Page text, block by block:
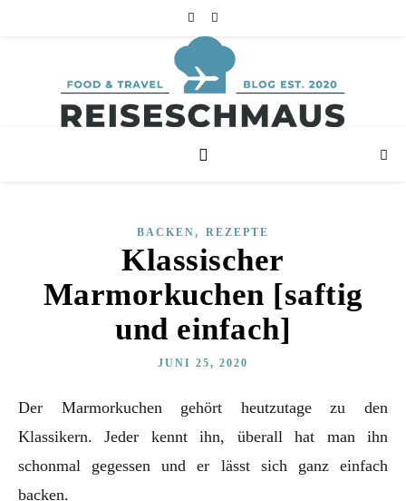
BACKEN , REZEPTE
Klassischer
Marmorkuchen [saftig
und einfach]
JUNI 25, 2020
Der Marmorkuchen gehört heutzutage zu den
Klassikern. Jeder kennt ihn, überall hat man ihn
schonmal gegessen und er lässt sich ganz einfach
backen.